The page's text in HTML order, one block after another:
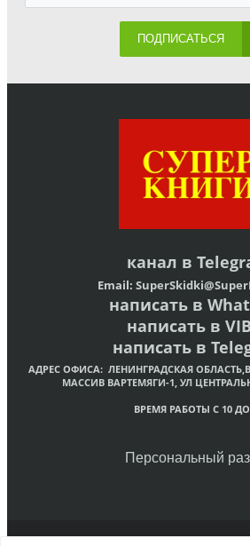
ПОДПИСАТЬСЯ
канал в
Email:
написать в
написать в
написать в
АДРЕС ОФИСА: ЛЕНИНГРАДСКАЯ
МАССИВ ВАРТЕМЯГИ-1, УЛ
ВРЕМЯ РАБОТЫ С 10 ДО
Персональный